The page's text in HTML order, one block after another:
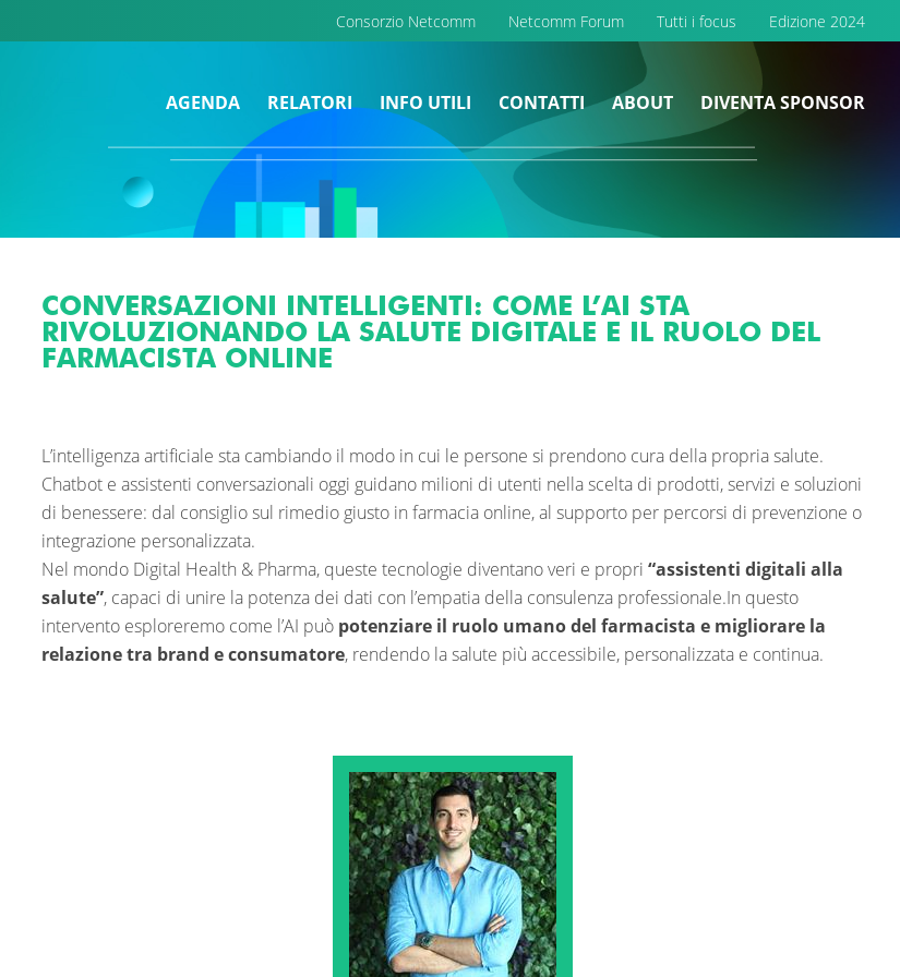
Consorzio Netcomm Netcomm Forum Tutti i focus Edizione 2024
AGENDA RELATORI INFO UTILI CONTATTI ABOUT DIVENTA SPONSOR
CONVERSAZIONI INTELLIGENTI: COME L’AI STA
RIVOLUZIONANDO LA SALUTE DIGITALE E IL RUOLO DEL
FARMACISTA ONLINE
L’intelligenza artificiale sta cambiando il modo in cui le persone si prendono cura della propria salute.
Chatbot e assistenti conversazionali oggi guidano milioni di utenti nella scelta di prodotti, servizi e soluzioni
di benessere: dal consiglio sul rimedio giusto in farmacia online, al supporto per percorsi di prevenzione o
integrazione personalizzata.
Nel mondo Digital Health & Pharma, queste tecnologie diventano veri e propri “assistenti digitali alla
salute”, capaci di unire la potenza dei dati con l’empatia della consulenza professionale.In questo
intervento esploreremo come l’AI può potenziare il ruolo umano del farmacista e migliorare la
relazione tra brand e consumatore, rendendo la salute più accessibile, personalizzata e continua.